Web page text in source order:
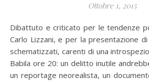
Ottobre 1, 2015
Dibattuto e criticato per le tendenze politiche del regista,
Carlo Lizzani, e per la presentazione
schematizzati, carenti di una
Babila ore 20: un delitto inutile
un reportage neorealista, un